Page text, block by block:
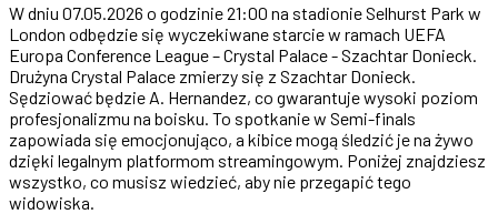
W dniu 07.05.2026 o godzinie 21:00 na stadionie Selhurst Park w
London odbędzie się wyczekiwane starcie w ramach UEFA
Europa Conference League – Crystal Palace - Szachtar Donieck.
Drużyna Crystal Palace zmierzy się z Szachtar Donieck.
Sędziować będzie A. Hernandez, co gwarantuje wysoki poziom
profesjonalizmu na boisku. To spotkanie w Semi-finals
zapowiada się emocjonująco, a kibice mogą śledzić je na żywo
dzięki legalnym platformom streamingowym. Poniżej znajdziesz
wszystko, co musisz wiedzieć, aby nie przegapić tego
widowiska.